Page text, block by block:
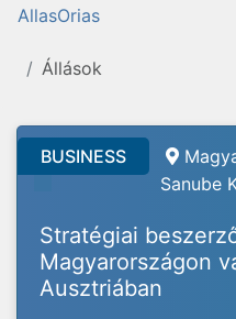
AllasOrias
Állások
BUSINESS
Sanube
Stratégiai
Magyarországon
Ausztriában